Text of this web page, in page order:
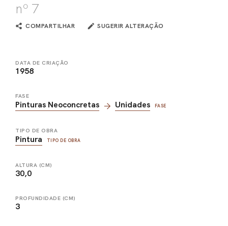
nº 7
COMPARTILHAR SUGERIR ALTERAÇÃO
DATA DE CRIAÇÃO
1958
FASE
Pinturas Neoconcretas Unidades FASE
TIPO DE OBRA
Pintura TIPO DE OBRA
ALTURA (CM)
30,0
PROFUNDIDADE (CM)
3